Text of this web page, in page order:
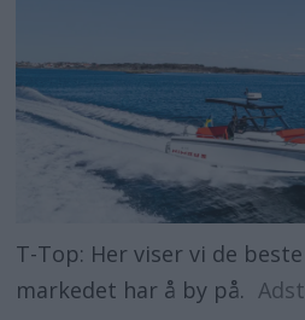
Video
Logg
T-Top: Her viser vi de
markedet har å by på.